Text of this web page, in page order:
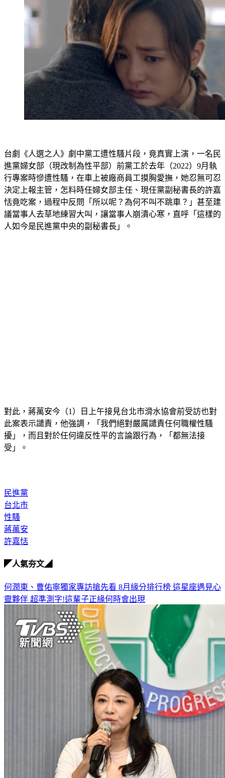
台劇《人選之人》劇中黨工遭性騷片段，竟真實上演，一名民
進黨婦女部（現改制為性平部）前黨工於去年（2022）9月執
行專案時慘遭性騷，在車上被廠商員工摸胸愛撫，她忍無可忍
決定上報主管，怎料時任婦女部主任、現任黨副秘書長的許嘉
恬竟吃案，過程中反問「所以呢？為何不叫不跳車？」甚至建
議當事人去草地練習大叫，讓當事人崩潰心寒，直呼「這樣的
人如今是民進黨中央的副秘書長」。
對此，蔣萬安今（1）日上午接見台北市滑水協會前受訪也對
此案表示譴責，他強調，「我們絕對嚴厲譴責任何職權性騷
擾」，而且對於任何違反性平的言論跟行為，「都無法接
受」。
民進黨
台北市
性騷
蔣萬安
許嘉恬
◤人氣夯文◢
何潤東、曹佑寧獨家專訪搶先看 8月緣分排行榜 這星座遇見心
靈夥伴 超準測字!這輩子正緣何時會出現